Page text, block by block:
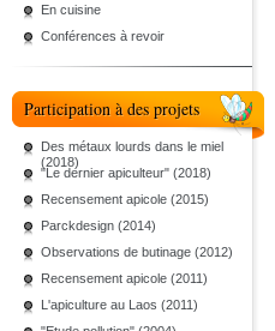
En cuisine
Conférences à revoir
Participation à des projets
Des métaux lourds dans le miel
(2018)
"Le dernier apiculteur" (2018)
Recensement apicole (2015)
Parckdesign (2014)
Observations de butinage (2012)
Recensement apicole (2011)
L'apiculture au Laos (2011)